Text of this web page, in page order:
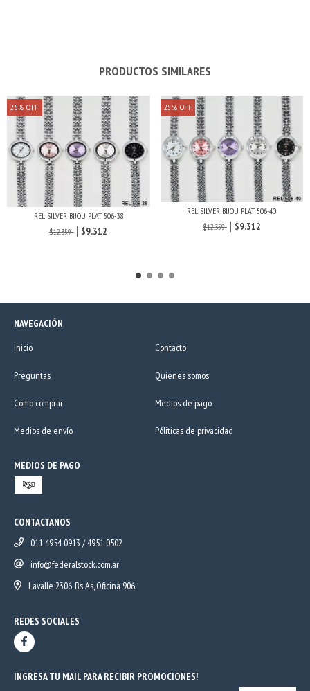
PRODUCTOS SIMILARES
25% OFF
REL SILVER BIJOU PLAT 506-38
$12.359
$9.312
25 % OFF
REL SILVER BIJOU PLAT 506-40
$12.359
$9.312
NAVEGACIÓN
Inicio
Contacto
Preguntas Quienes somos
Como comprar Medios de pago
Medios de envío Póliticas de privacidad
MEDIOS DE PAGO
CONTACTANOS
011 4954 0913 / 4951 0502
info@federalstock.com.ar
Lavalle 2306, Bs As, Oficina 906
REDES SOCIALES
INGRESA TU MAIL PARA RECIBIR PROMOCIONES!